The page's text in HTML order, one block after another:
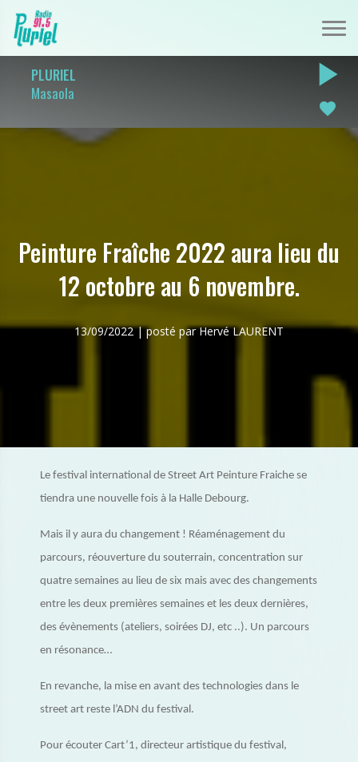
PLURIEL
Masaola
play_arrow
favorite
Peinture Fraîche 2022 aura lieu du
12 octobre au 6 novembre.
13/09/2022 | posté par Hervé LAURENT
Le festival international de Street Art Peinture Fraiche se
tiendra une nouvelle fois à la Halle Debourg.
Mais il y aura du changement ! Réaménagement du
parcours, réouverture du souterrain, concentration sur
quatre semaines au lieu de six mais avec des changements
entre les deux premières semaines et les deux dernières,
des évènements (ateliers, soirées DJ, etc ..). Un parcours
en résonance…
En revanche, la mise en avant des technologies dans le
street art reste l’ADN du festival.
Pour écouter Cart’1, directeur artistique du festival,